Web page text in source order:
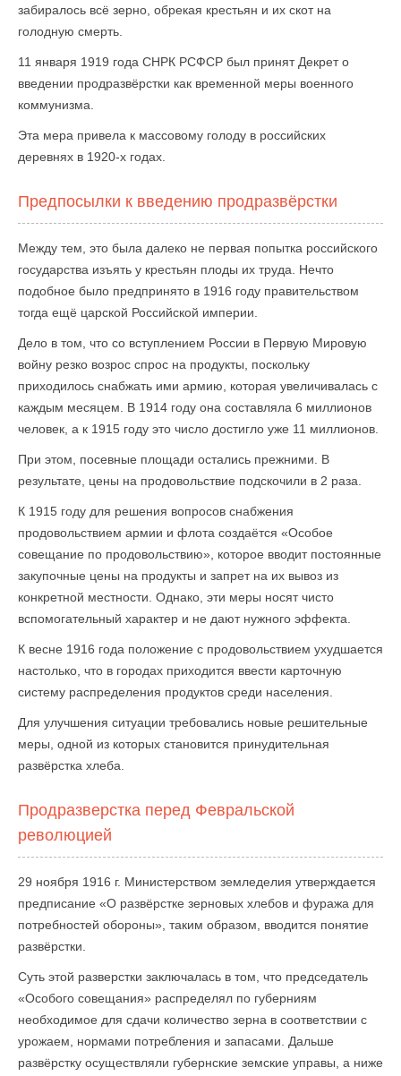
забиралось всё зерно, обрекая крестьян и их скот на
голодную смерть.
11 января 1919 года СНРК РСФСР был принят Декрет о
введении продразвёрстки как временной меры военного
коммунизма.
Эта мера привела к массовому голоду в российских
деревнях в 1920-х годах.
Предпосылки к введению продразвёрстки
Между тем, это была далеко не первая попытка российского
государства изъять у крестьян плоды их труда. Нечто
подобное было предпринято в 1916 году правительством
тогда ещё царской Российской империи.
Дело в том, что со вступлением России в Первую Мировую
войну резко возрос спрос на продукты, поскольку
приходилось снабжать ими армию, которая увеличивалась с
каждым месяцем. В 1914 году она составляла 6 миллионов
человек, а к 1915 году это число достигло уже 11 миллионов.
При этом, посевные площади остались прежними. В
результате, цены на продовольствие подскочили в 2 раза.
К 1915 году для решения вопросов снабжения
продовольствием армии и флота создаётся «Особое
совещание по продовольствию», которое вводит постоянные
закупочные цены на продукты и запрет на их вывоз из
конкретной местности. Однако, эти меры носят чисто
вспомогательный характер и не дают нужного эффекта.
К весне 1916 года положение с продовольствием ухудшается
настолько, что в городах приходится ввести карточную
систему распределения продуктов среди населения.
Для улучшения ситуации требовались новые решительные
меры, одной из которых становится принудительная
развёрстка хлеба.
Продразверстка перед Февральской
революцией
29 ноября 1916 г. Министерством земледелия утверждается
предписание «О развёрстке зерновых хлебов и фуража для
потребностей обороны», таким образом, вводится понятие
развёрстки.
Суть этой разверстки заключалась в том, что председатель
«Особого совещания» распределял по губерниям
необходимое для сдачи количество зерна в соответствии с
урожаем, нормами потребления и запасами. Дальше
развёрстку осуществляли губернские земские управы, а ниже